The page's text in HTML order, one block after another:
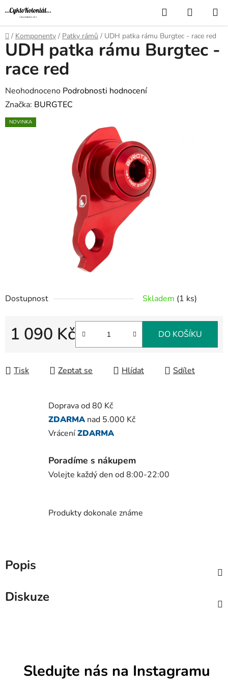
Přejít
na
obsah
Hledat
KOŠÍK
Domů
/ Komponenty / Patky rámů / UDH patka rámu Burgtec - race red
Dostupnost Skladem (1 ks)
1 090 Kč DO KOŠÍKU
Tisk Zeptat se Hlídat Sdílet
UDH patka rámu Burgtec -
race red
Průměrné
hodnocení
produktu
Neohodnoceno Podrobnosti hodnocení
Značka: BURGTEC
NOVINKA
Doprava od 80 Kč
ZDARMA nad 5.000 Kč
VráceníZDARMA
Poradíme s nákupem
Volejte každý den od 8:00-22:00
Produkty dokonale známe
Popis
Diskuze
Sledujte nás na Instagramu